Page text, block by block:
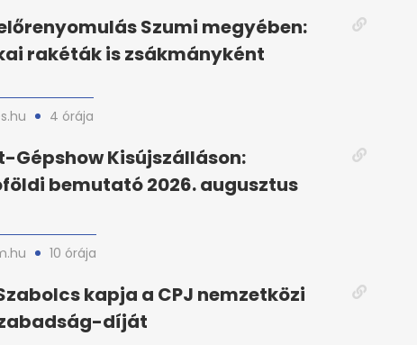
Szumi megyében:
rakéták is zsákmányként
4 órája
Gépshow Kisújszálláson:
bemutató 2026. augusztus
10 órája
kapja a CPJ nemzetközi
díját